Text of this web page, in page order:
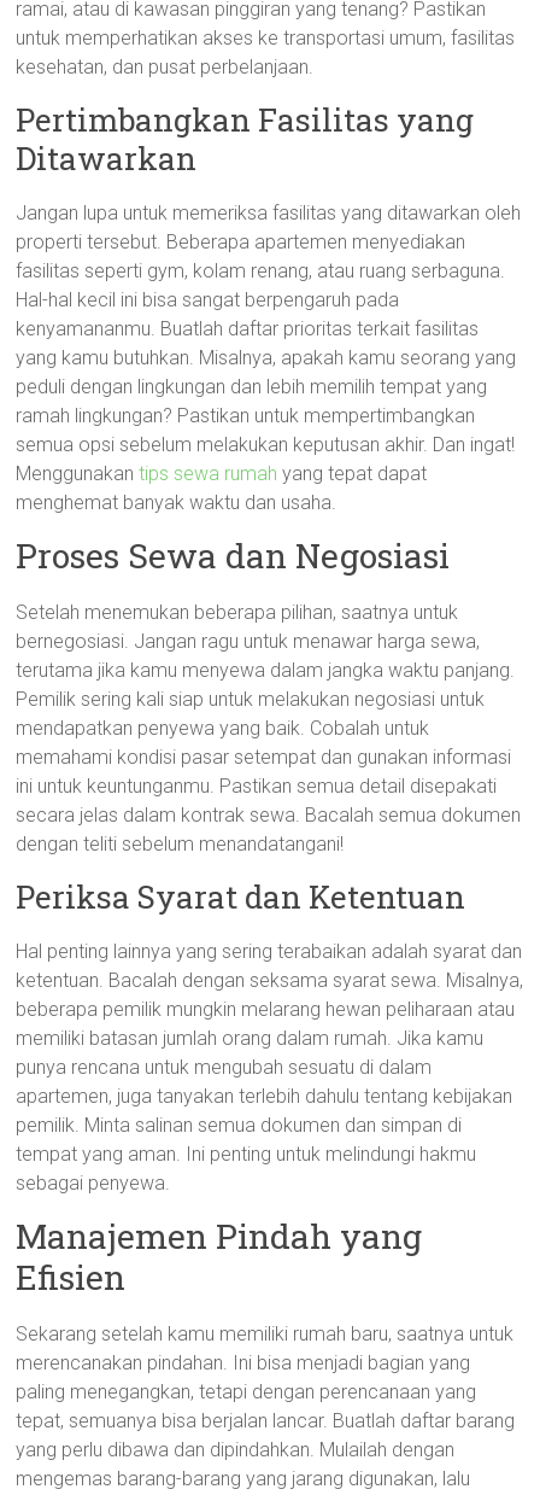
ramai, atau di kawasan pinggiran yang tenang? Pastikan
untuk memperhatikan akses ke transportasi umum, fasilitas
kesehatan, dan pusat perbelanjaan.
Pertimbangkan Fasilitas yang
Ditawarkan
Jangan lupa untuk memeriksa fasilitas yang ditawarkan oleh
properti tersebut. Beberapa apartemen menyediakan
fasilitas seperti gym, kolam renang, atau ruang serbaguna.
Hal-hal kecil ini bisa sangat berpengaruh pada
kenyamananmu. Buatlah daftar prioritas terkait fasilitas
yang kamu butuhkan. Misalnya, apakah kamu seorang yang
peduli dengan lingkungan dan lebih memilih tempat yang
ramah lingkungan? Pastikan untuk mempertimbangkan
semua opsi sebelum melakukan keputusan akhir. Dan ingat!
Menggunakantips sewa rumah yang tepat dapat
menghemat banyak waktu dan usaha.
Proses Sewa dan Negosiasi
Setelah menemukan beberapa pilihan, saatnya untuk
bernegosiasi. Jangan ragu untuk menawar harga sewa,
terutama jika kamu menyewa dalam jangka waktu panjang.
Pemilik sering kali siap untuk melakukan negosiasi untuk
mendapatkan penyewa yang baik. Cobalah untuk
memahami kondisi pasar setempat dan gunakan informasi
ini untuk keuntunganmu. Pastikan semua detail disepakati
secara jelas dalam kontrak sewa. Bacalah semua dokumen
dengan teliti sebelum menandatangani!
Periksa Syarat dan Ketentuan
Hal penting lainnya yang sering terabaikan adalah syarat dan
ketentuan. Bacalah dengan seksama syarat sewa. Misalnya,
beberapa pemilik mungkin melarang hewan peliharaan atau
memiliki batasan jumlah orang dalam rumah. Jika kamu
punya rencana untuk mengubah sesuatu di dalam
apartemen, juga tanyakan terlebih dahulu tentang kebijakan
pemilik. Minta salinan semua dokumen dan simpan di
tempat yang aman. Ini penting untuk melindungi hakmu
sebagai penyewa.
Manajemen Pindah yang
Efisien
Sekarang setelah kamu memiliki rumah baru, saatnya untuk
merencanakan pindahan. Ini bisa menjadi bagian yang
paling menegangkan, tetapi dengan perencanaan yang
tepat, semuanya bisa berjalan lancar. Buatlah daftar barang
yang perlu dibawa dan dipindahkan. Mulailah dengan
mengemas barang-barang yang jarang digunakan, lalu